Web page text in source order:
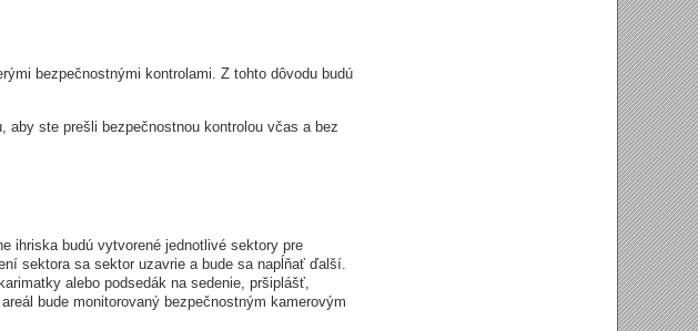
bezpečnostnými kontrolami. Z tohto dôvodu budú
ste prešli bezpečnostnou kontrolou včas a bez
ihriska budú vytvorené jednotlivé sektory pre
sektora sa sektor uzavrie a bude sa napĺňať ďalší.
alebo podsedák na sedenie, pršiplášť,
bude monitorovaný bezpečnostným kamerovým